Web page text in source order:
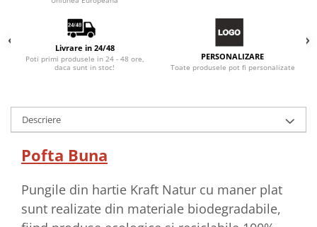
Livrare in 24/48
Poti primi produsele in 24 - 48 ore,
daca sunt in stoc!
PERSONALIZARE
Toate produsele pot fi personalizate
Descriere
Pofta Buna
Pungile din hartie Kraft Natur cu maner plat
sunt realizate din materiale biodegradabile,